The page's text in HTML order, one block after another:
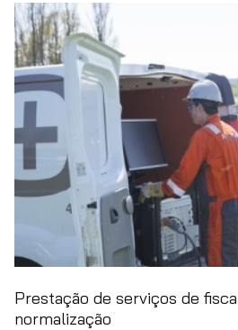
Prestação de serviços de
normalização